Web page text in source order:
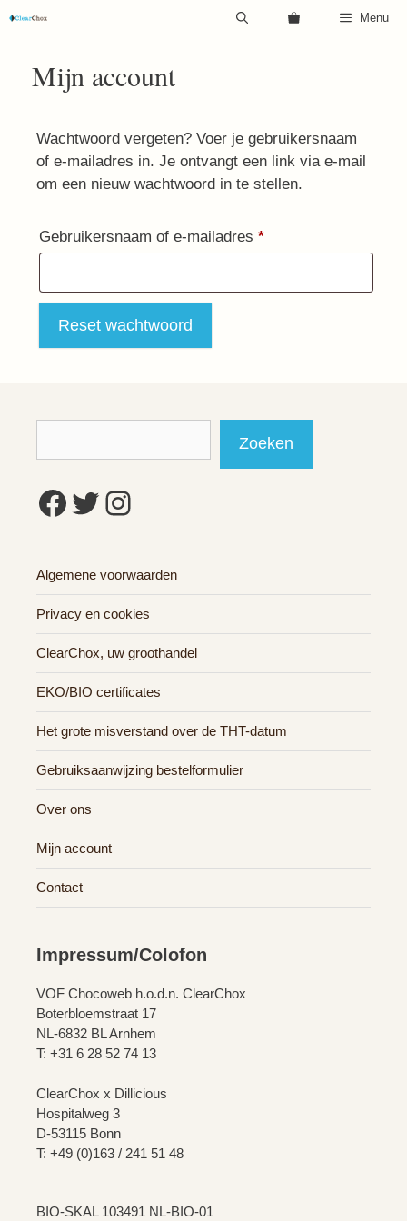
Ga
inhoud
Menu
Mijn account
Wachtwoord vergeten? Voer je gebruikersnaam
of e-mailadres in. Je ontvangt een link via e-mail
om een nieuw wachtwoord in te stellen.
Gebruikersnaam of e-mailadres *Vereist
Reset wachtwoord
Zoeken
Facebook
Twitter
Instagram
Algemene voorwaarden
Privacy en cookies
ClearChox, uw groothandel
EKO/BIO certificates
Het grote misverstand over de THT-datum
Gebruiksaanwijzing bestelformulier
Over ons
Mijn account
Contact
Impressum/Colofon
VOF Chocoweb h.o.d.n. ClearChox
Boterbloemstraat 17
NL-6832 BL Arnhem
T: +31 6 28 52 74 13
ClearChox x Dillicious
Hospitalweg 3
D-53115 Bonn
T: +49 (0)163 / 241 51 48
BIO-SKAL 103491 NL-BIO-01